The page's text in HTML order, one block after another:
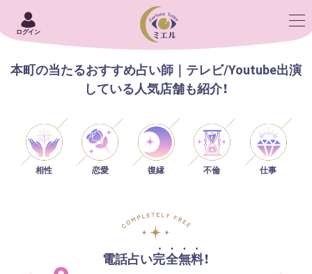
ログイン
本町の当たるおすすめ占い師｜テレビ/Youtube出演
している人気店舗も紹介！
相性 恋愛 復縁 不倫 仕事
電話占い完全無料！